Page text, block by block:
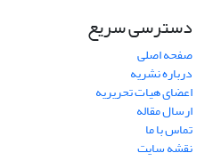
دسترسی سریع
صفحه اصلی
درباره نشریه
اعضای هیات تحریریه
ارسال مقاله
تماس با ما
نقشه سایت